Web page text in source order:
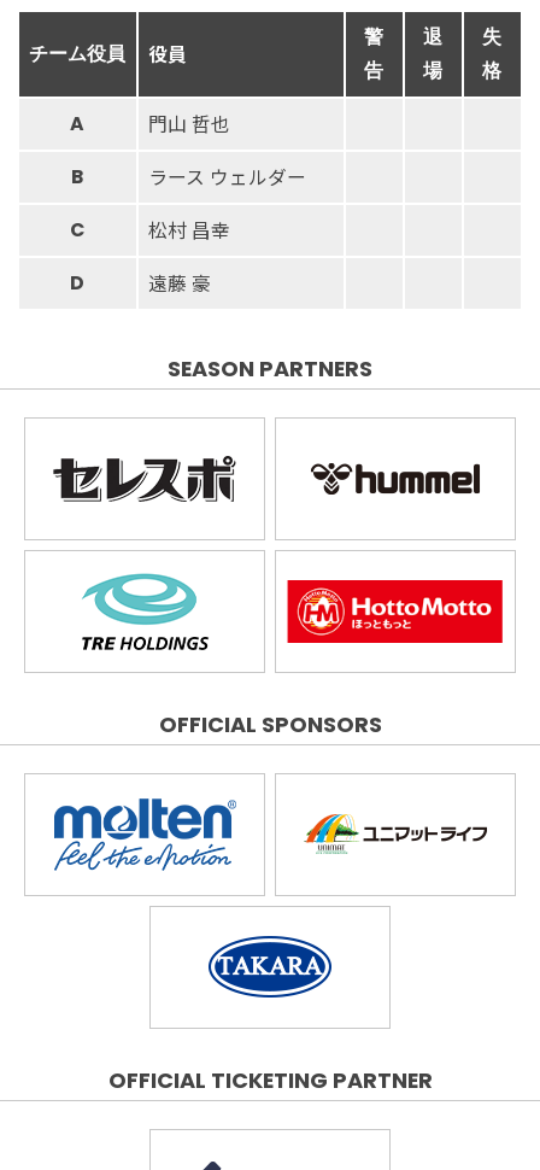
チーム役員 役員
警
告
退
場
失
格
A 門山 哲也
B ラース ウェルダー
C 松村 昌幸
D 遠藤 豪
SEASON PARTNERS
OFFICIAL SPONSORS
OFFICIAL TICKETING PARTNER